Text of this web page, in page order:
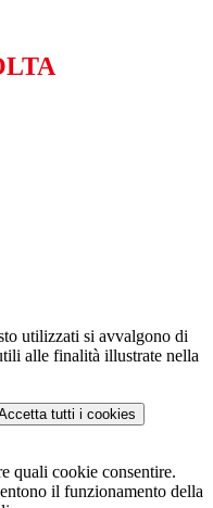
utilizzati si avvalgono di
alle finalità illustrate nella
tutti i cookies
quali cookie consentire.
il funzionamento della